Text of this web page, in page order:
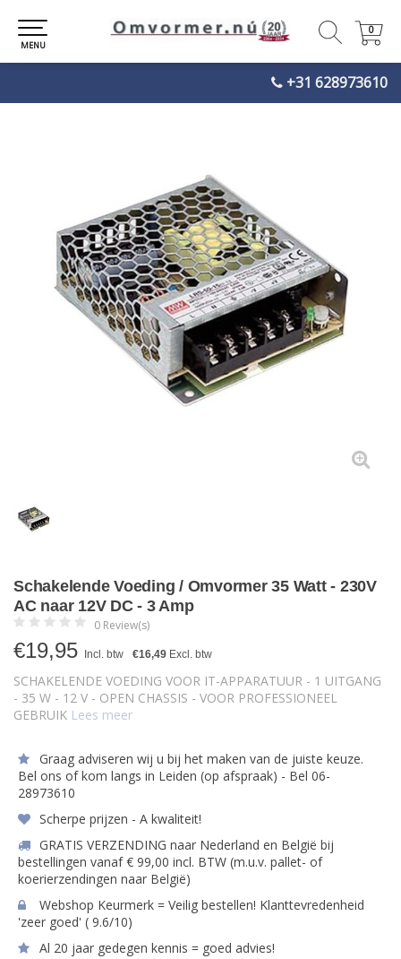
+31 628973610
0
0
MENU
Schakelende Voeding / Omvormer 35 Watt - 230V
AC naar 12V DC - 3 Amp
0 Review(s)
€19,95 Incl. btw €16,49 Excl. btw
SCHAKELENDE VOEDING VOOR IT-APPARATUUR - 1 UITGANG
- 35 W - 12 V - OPEN CHASSIS - VOOR PROFESSIONEEL
GEBRUIK Lees meer
Graag adviseren wij u bij het maken van de juiste keuze.
Bel ons of kom langs in Leiden (op afspraak) - Bel 06-
28973610
Scherpe prijzen - A kwaliteit!
GRATIS VERZENDING naar Nederland en België bij
bestellingen vanaf € 99,00 incl. BTW (m.u.v. pallet- of
koerierzendingen naar België)
Webshop Keurmerk = Veilig bestellen! Klanttevredenheid
'zeer goed' ( 9.6/10)
Al 20 jaar gedegen kennis = goed advies!